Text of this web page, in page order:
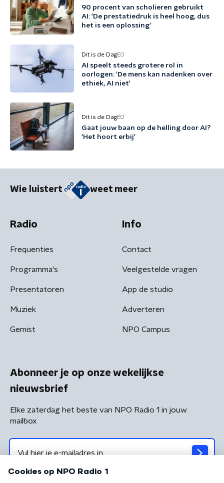
90 procent van scholieren gebruikt
AI: 'De prestatiedruk is heel hoog, dus
het is een oplossing'
Dit is de DagEO
AI speelt steeds grotere rol in
oorlogen: 'De mens kan nadenken over
ethiek, AI niet'
Dit is de DagEO
Gaat jouw baan op de helling door AI?
'Het hoort erbij'
Wie luistert weet meer
Radio
Frequenties
Programma's
Presentatoren
Muziek
Gemist
Info
Contact
Veelgestelde vragen
App de studio
Adverteren
NPO Campus
Abonneer je op onze wekelijkse
nieuwsbrief
Elke zaterdag het beste van NPO Radio 1 in jouw
mailbox